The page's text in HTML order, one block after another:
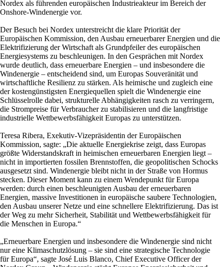
Nordex als führenden europäischen Industrieakteur im Bereich der
Onshore-Windenergie vor.
Der Besuch bei Nordex unterstreicht die klare Priorität der
Europäischen Kommission, den Ausbau erneuerbarer Energien und die
Elektrifizierung der Wirtschaft als Grundpfeiler des europäischen
Energiesystems zu beschleunigen. In den Gesprächen mit Nordex
wurde deutlich, dass erneuerbare Energien – und insbesondere die
Windenergie – entscheidend sind, um Europas Souveränität und
wirtschaftliche Resilienz zu stärken. Als heimische und zugleich eine
der kostengünstigsten Energiequellen spielt die Windenergie eine
Schlüsselrolle dabei, strukturelle Abhängigkeiten rasch zu verringern,
die Strompreise für Verbraucher zu stabilisieren und die langfristige
industrielle Wettbewerbsfähigkeit Europas zu unterstützen.
Teresa Ribera, Exekutiv-Vizepräsidentin der Europäischen
Kommission, sagte: „Die aktuelle Energiekrise zeigt, dass Europas
größte Widerstandskraft in heimischen erneuerbaren Energien liegt –
nicht in importierten fossilen Brennstoffen, die geopolitischen Schocks
ausgesetzt sind. Windenergie bleibt nicht in der Straße von Hormus
stecken. Dieser Moment kann zu einem Wendepunkt für Europa
werden: durch einen beschleunigten Ausbau der erneuerbaren
Energien, massive Investitionen in europäische saubere Technologien,
den Ausbau unserer Netze und eine schnellere Elektrifizierung. Das ist
der Weg zu mehr Sicherheit, Stabilität und Wettbewerbsfähigkeit für
die Menschen in Europa.“
„Erneuerbare Energien und insbesondere die Windenergie sind nicht
nur eine Klimaschutzlösung – sie sind eine strategische Technologie
für Europa“, sagte José Luis Blanco, Chief Executive Officer der